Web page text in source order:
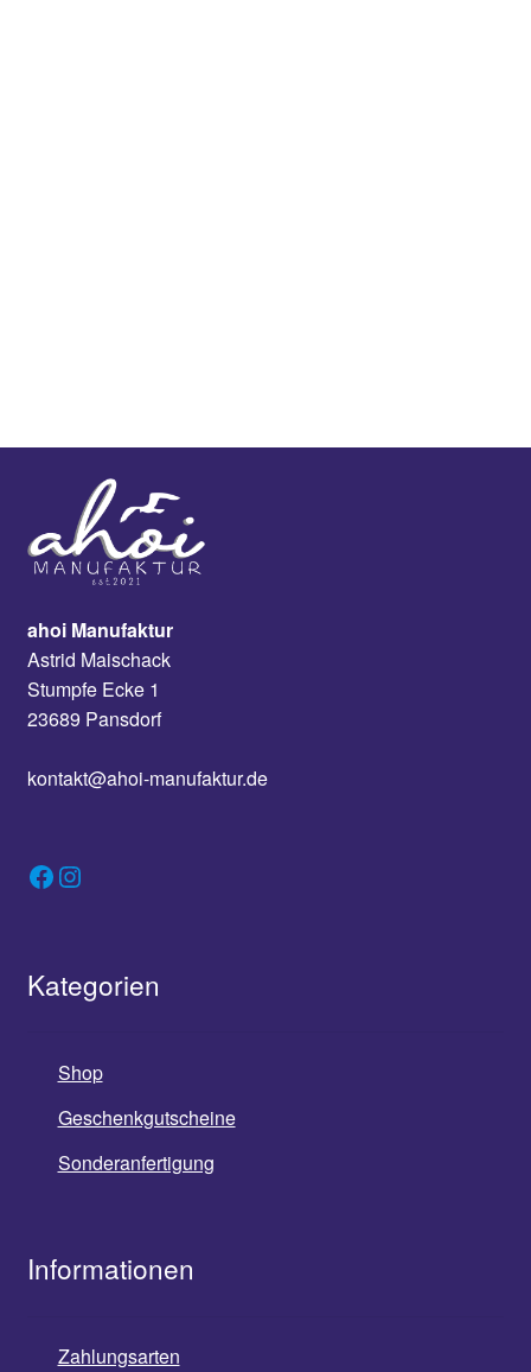
ahoi Manufaktur
Astrid Maischack
Stumpfe Ecke 1
23689 Pansdorf
kontakt@ahoi-manufaktur.de
Facebook
Instagram
Kategorien
Shop
Geschenkgutscheine
Sonderanfertigung
Informationen
Zahlungsarten